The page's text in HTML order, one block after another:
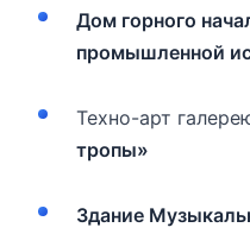
Дом горного
промышленной
Техно-арт
тропы»
Здание